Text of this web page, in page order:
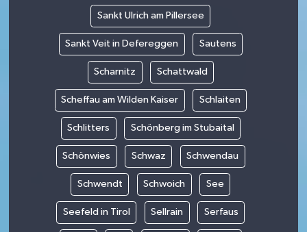
Sankt Ulrich am Pillersee
Sankt Veit in Defereggen Sautens
Scharnitz Schattwald
Scheffau am Wilden Kaiser Schlaiten
Schlitters Schönberg im Stubaital
Schönwies Schwaz Schwendau
Schwendt Schwoich See
Seefeld in Tirol Sellrain Serfaus